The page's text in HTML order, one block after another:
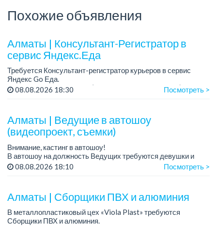
Похожие объявления
Алматы | Консультант-Регистратор в
сервис Яндекс.Еда
Требуется Консультант-регистратор курьеров в сервис
Яндекс Go Еда.
Условия: работа в офисе (Абылай хана - Макатаева).
08.08.2026 18:30 Посмотреть >
Алматы | Ведущие в автошоу
(видеопроект, съемки)
Внимание, кастинг в автошоу!
В автошоу на должность Ведущих требуются девушки и
парни. А также авто эксперты и авто перекупы.
08.08.2026 18:10 Посмотреть >
Алматы | Сборщики ПВХ и алюминия
В металлопластиковый цех «Viola Plast» требуются
Сборщики ПВХ и алюминия.